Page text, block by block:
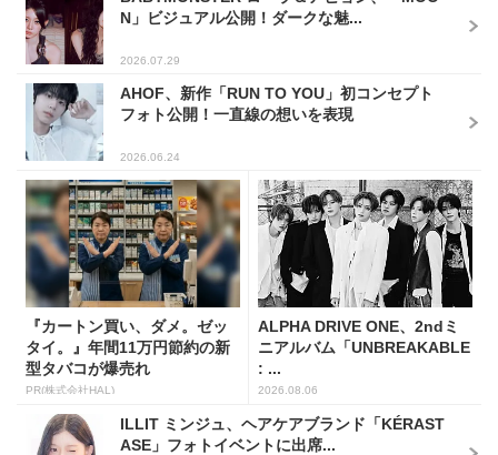
N」ビジュアル公開！ダークな魅...
2026.07.29
AHOF、新作「RUN TO YOU」初コンセプト
フォト公開！一直線の想いを表現
2026.06.24
『カートン買い、ダメ。ゼッ
タイ。』年間11万円節約の新
型タバコが爆売れ
PR(株式会社HAL)
ALPHA DRIVE ONE、2ndミ
ニアルバム「UNBREAKABLE
: ...
2026.08.06
ILLIT ミンジュ、ヘアケアブランド「KÉRAST
ASE」フォトイベントに出席...